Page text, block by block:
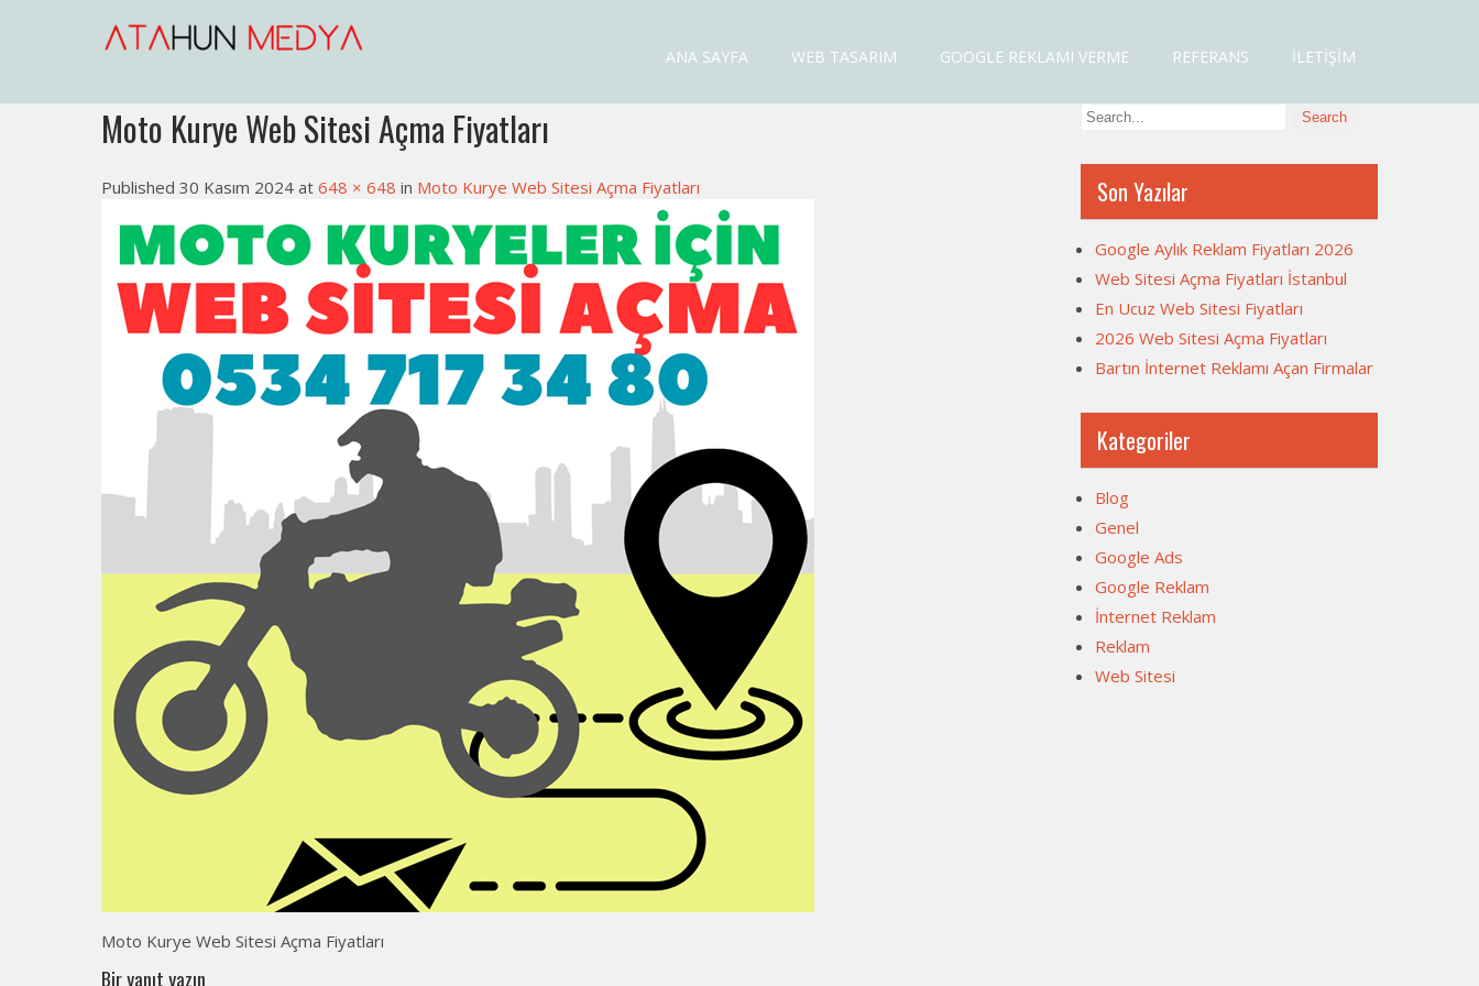
Web Sitesi Açma, İnternet Sitesi Fiyatları
ANA SAYFA WEB TASARIM GOOGLE REKLAMI VERME REFERANS İLETIŞIM
Moto Kurye Web Sitesi Açma Fiyatları
Published 30 Kasım 2024 at 648 × 648 in Moto Kurye Web Sitesi Açma Fiyatları
Moto Kurye Web Sitesi Açma Fiyatları
Bir yanıt yazın
Son Yazılar
Google Aylık Reklam Fiyatları 2026
Web Sitesi Açma Fiyatları İstanbul
En Ucuz Web Sitesi Fiyatları
2026 Web Sitesi Açma Fiyatları
Bartın İnternet Reklamı Açan Firmalar
Kategoriler
Blog
Genel
Google Ads
Google Reklam
İnternet Reklam
Reklam
Web Sitesi